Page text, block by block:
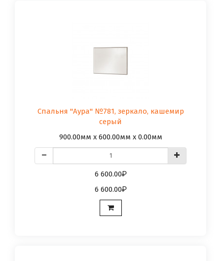
Спальня "Аура" №781, зеркало, кашемир
серый
900.00мм x 600.00мм x 0.00мм
6 600.00
6 600.00